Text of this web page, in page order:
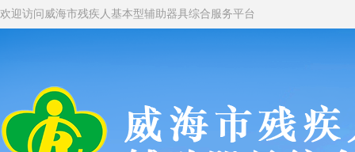
欢迎访问威海市残疾人基本型辅助器具综合服务平台